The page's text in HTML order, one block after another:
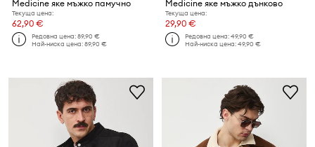
Medicine яке мъжко памучно
Текуща цена:
62,90 €
Редовна цена:89,90 €
Най-ниска цена:89,90 €
Medicine яке мъжко дънково
Текуща цена:
29,90 €
Редовна цена:49,90 €
Най-ниска цена:49,90 €